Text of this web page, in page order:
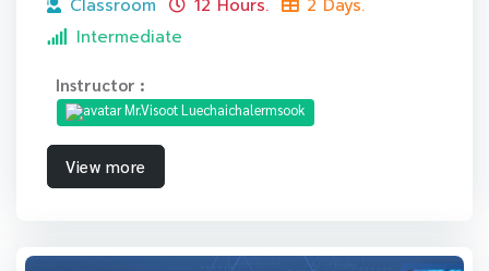
Classroom 12 Hours.
2 Days.
Intermediate
Instructor :
Mr.Visoot Luechaichalermsook
View more